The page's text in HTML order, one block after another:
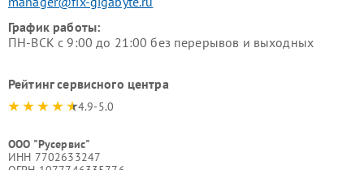
График работы:
ПН-ВСК с 9:00 до 21:00 без перерывов и выходных
Рейтинг сервисного центра
4.9-5.0
ООО "Русервис"
ИНН 7702633247